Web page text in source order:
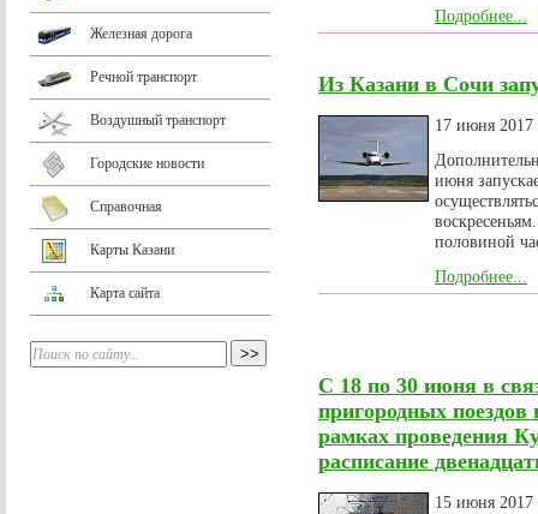
Железная дорога
Речной транспорт
Воздушный транспорт
Городские новости
Справочная
Карты Казани
Карта сайта
Подробнее...
Из Казани в Сочи
17 июня 2017
июня
половиной
Подробнее...
С 18 по 30 июня в
пригородных поездов
рамках проведения
расписание
15 июня 2017